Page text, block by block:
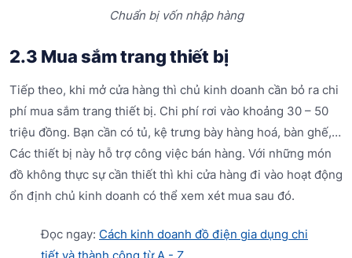
Chuẩn bị vốn nhập hàng
2.3 Mua sắm trang thiết bị
Tiếp theo, khi mở cửa hàng thì chủ kinh doanh cần bỏ ra chi
phí mua sắm trang thiết bị. Chi phí rơi vào khoảng 30 – 50
triệu đồng. Bạn cần có tủ, kệ trưng bày hàng hoá, bàn ghế,…
Các thiết bị này hỗ trợ công việc bán hàng. Với những món
đồ không thực sự cần thiết thì khi cửa hàng đi vào hoạt động
ổn định chủ kinh doanh có thể xem xét mua sau đó.
Đọc ngay: Cách kinh doanh đồ điện gia dụng chi